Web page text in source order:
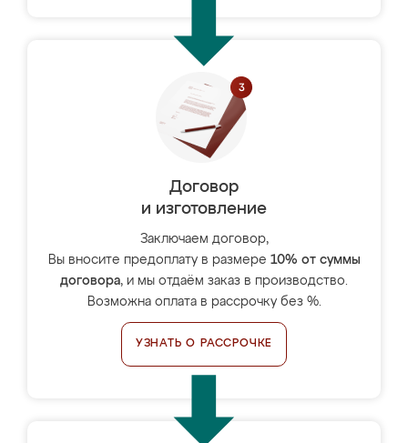
Договор
и изготовление
Заключаем договор,
Вы вносите предоплату в размере 10% от суммы
договора, и мы отдаём заказ в производство.
Возможна оплата в рассрочку без %.
УЗНАТЬ О РАССРОЧКЕ